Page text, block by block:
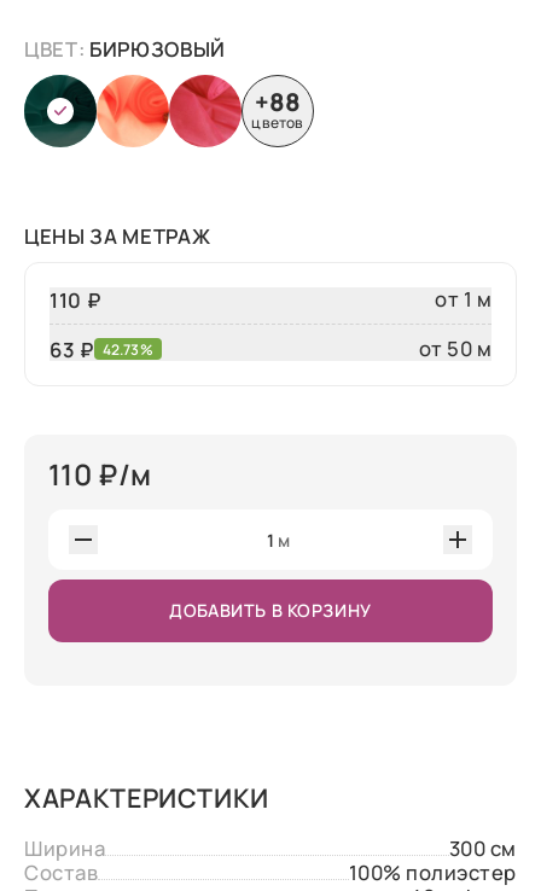
ЦВЕТ: БИРЮЗОВЫЙ
+88
цветов
ЦЕНЫ ЗА МЕТРАЖ
110 ₽
от 1 м
63 ₽ 42.73% от 50 м
110 ₽/м
1 м
ДОБАВИТЬ В КОРЗИНУ
ХАРАКТЕРИСТИКИ
Ширина
300 см
Состав
100% полиэстер